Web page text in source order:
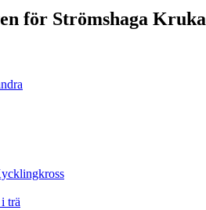
för Strömshaga
trä